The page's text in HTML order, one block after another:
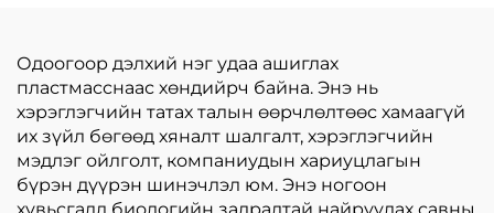
Одоогоор дэлхий нэг удаа ашиглах
пластмасснаас хөндийрч байна. Энэ нь
хэрэглэгчийн татах талын өөрчлөлтөөс хамаагүй
их зүйл бөгөөд хяналт шалгалт, хэрэглэгчийн
мэдлэг ойлголт, компаниудын хариуцлагын
бүрэн дүүрэн шинэчлэл юм. Энэ ногоон